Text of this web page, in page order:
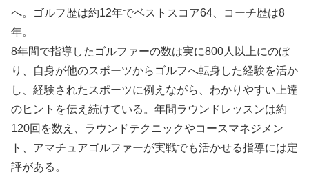
へ。ゴルフ歴は約12年でベストスコア64、コーチ歴は8
年。
8年間で指導したゴルファーの数は実に800人以上にのぼ
り、自身が他のスポーツからゴルフへ転身した経験を活か
し、経験されたスポーツに例えながら、わかりやすい上達
のヒントを伝え続けている。年間ラウンドレッスンは約
120回を数え、ラウンドテクニックやコースマネジメン
ト、アマチュアゴルファーが実戦でも活かせる指導には定
評がある。